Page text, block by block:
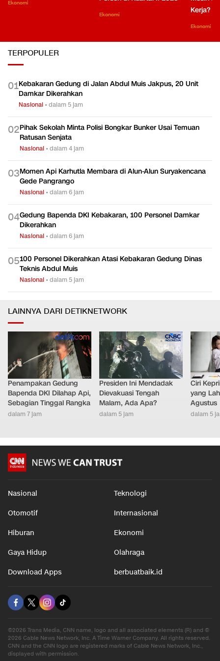
Ekonomi
Ekonomi
Kerja?
Ekonomi
TERPOPULER
01Kebakaran Gedung di Jalan Abdul Muis Jakpus, 20 Unit
Damkar Dikerahkan
Nasional •dalam 5 jam
02Pihak Sekolah Minta Polisi Bongkar Bunker Usai Temuan
Ratusan Senjata
Nasional •dalam 4 jam
03Momen Api Karhutla Membara di Alun-Alun Suryakencana
Gede Pangrango
Nasional •dalam 6 jam
04Gedung Bapenda DKI Kebakaran, 100 Personel Damkar
Dikerahkan
Nasional •dalam 6 jam
05100 Personel Dikerahkan Atasi Kebakaran Gedung Dinas
Teknis Abdul Muis
Nasional •dalam 5 jam
LAINNYA DARI DETIKNETWORK
Penampakan Gedung
Bapenda DKI Dilahap Api,
Sebagian Tinggal Rangka
dalam 7 jam
Presiden Ini Mendadak
Dievakuasi Tengah
Malam, Ada Apa?
dalam 5 jam
Ciri
yang
Agustus
dalam 5
Nasional Teknologi
Otomotif Internasional
Hiburan Ekonomi
Gaya Hidup Olahraga
Download Apps berbuatbaik.id
©2026 Trans Media, CNN name, logo and all associated elements (R) and ©
2026 Cable News Network, Inc. A Time Warner Company. All rights reserved.
CNN and the CNN logo are registered marks of Cable News Network, Inc.,
displayed with permission.